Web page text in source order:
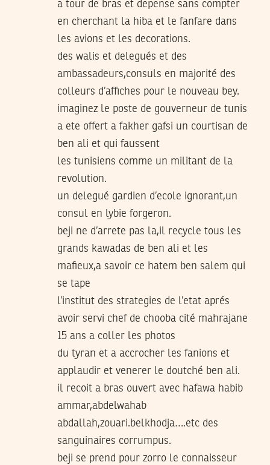
a tour de bras et depense sans compter
en cherchant la hiba et le fanfare dans
les avions et les decorations.
des walis et delegués et des
ambassadeurs,consuls en majorité des
colleurs d’affiches pour le nouveau bey.
imaginez le poste de gouverneur de tunis
a ete offert a fakher gafsi un courtisan de
ben ali et qui faussent
les tunisiens comme un militant de la
revolution.
un delegué gardien d’ecole ignorant,un
consul en lybie forgeron.
beji ne d’arrete pas la,il recycle tous les
grands kawadas de ben ali et les
mafieux,a savoir ce hatem ben salem qui
se tape
l’institut des strategies de l’etat aprés
avoir servi chef de chooba cité mahrajane
15 ans a coller les photos
du tyran et a accrocher les fanions et
applaudir et venerer le doutché ben ali.
il recoit a bras ouvert avec hafawa habib
ammar,abdelwahab
abdallah,zouari.belkhodja….etc des
sanguinaires corrumpus.
beji se prend pour zorro le connaisseur